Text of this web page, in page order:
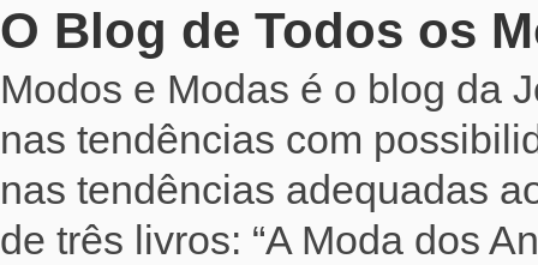
O Blog de Todos os
Modos e Modas é o blog da
nas tendências com
nas tendências adequadas
de três livros: “A Moda dos